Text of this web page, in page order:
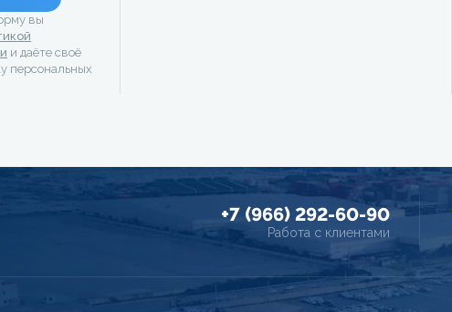
вы
и даёте своё
персональных
+7 (966) 292-60-90
Работа с клиентами